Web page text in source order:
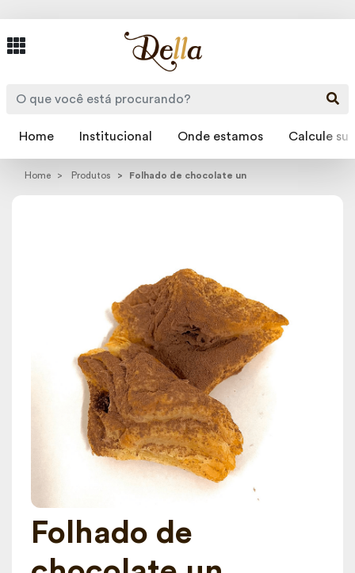
Home Institucional Onde estamos Calcule
Home Produtos Folhado de chocolate un
Folhado de